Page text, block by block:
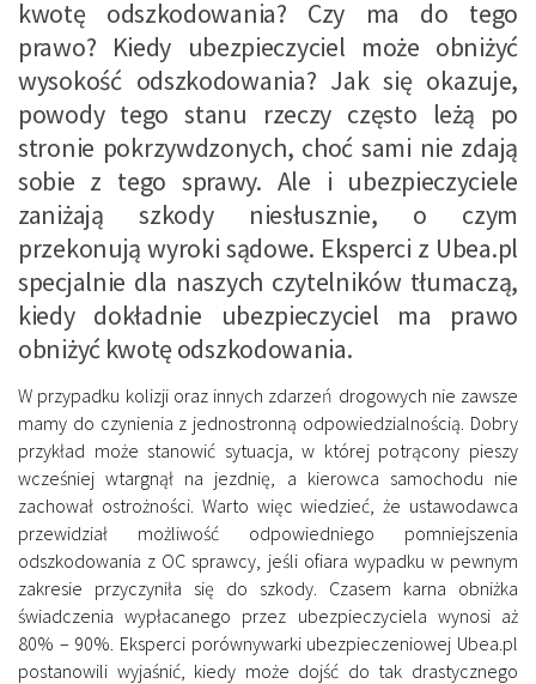
kwotę odszkodowania? Czy ma do tego
prawo? Kiedy ubezpieczyciel może obniżyć
wysokość odszkodowania? Jak się okazuje,
powody tego stanu rzeczy często leżą po
stronie pokrzywdzonych, choć sami nie zdają
sobie z tego sprawy. Ale i ubezpieczyciele
zaniżają szkody niesłusznie, o czym
przekonują wyroki sądowe. Eksperci z Ubea.pl
specjalnie dla naszych czytelników tłumaczą,
kiedy dokładnie ubezpieczyciel ma prawo
obniżyć kwotę odszkodowania.
W przypadku kolizji oraz innych zdarzeń drogowych nie zawsze
mamy do czynienia z jednostronną odpowiedzialnością. Dobry
przykład może stanowić sytuacja, w której potrącony pieszy
wcześniej wtargnął na jezdnię, a kierowca samochodu nie
zachował ostrożności. Warto więc wiedzieć, że ustawodawca
przewidział możliwość odpowiedniego pomniejszenia
odszkodowania z OC sprawcy, jeśli ofiara wypadku w pewnym
zakresie przyczyniła się do szkody. Czasem karna obniżka
świadczenia wypłacanego przez ubezpieczyciela wynosi aż
80% – 90%. Eksperci porównywarki ubezpieczeniowej Ubea.pl
postanowili wyjaśnić, kiedy może dojść do tak drastycznego